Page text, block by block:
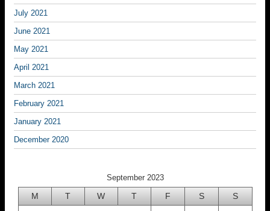
July 2021
June 2021
May 2021
April 2021
March 2021
February 2021
January 2021
December 2020
September 2023
M T W T F S S